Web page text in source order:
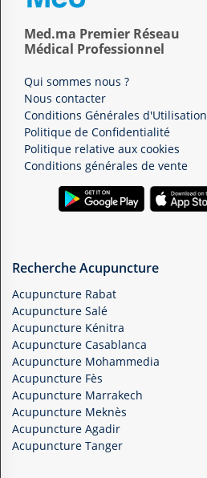
Med.ma Premier Réseau
Médical Professionnel
Qui sommes nous ?
Nous contacter
Conditions Générales d'Utilisation
Politique de Confidentialité
Politique relative aux cookies
Conditions générales de vente
Recherche Acupuncture
Acupuncture Rabat
Acupuncture Salé
Acupuncture Kénitra
Acupuncture Casablanca
Acupuncture Mohammedia
Acupuncture Fès
Acupuncture Marrakech
Acupuncture Meknès
Acupuncture Agadir
Acupuncture Tanger